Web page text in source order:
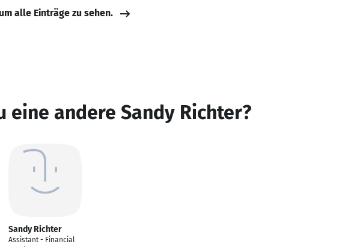
alle Einträge zu sehen.
eine andere Sandy Richter?
Sandy Richter
Assistant - Financial